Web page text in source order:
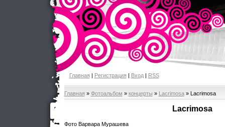
Главная| Регистрация| Вход| RSS
Главная » Фотоальбом » концерты » Lacrimosa» Lacrimosa
Lacrimosa
Фото Варвара Мурашева